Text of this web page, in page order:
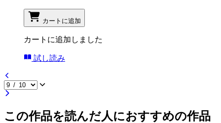
カートに追加
カートに追加しました
試し読み
この作品を読んだ人におすすめの作品